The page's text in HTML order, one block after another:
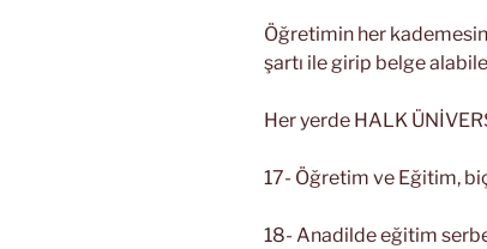
Öğretimin her
şartı ile girip belge
Her yerde HALK
17- Öğretim ve Eğitim,
18- Anadilde eğitim